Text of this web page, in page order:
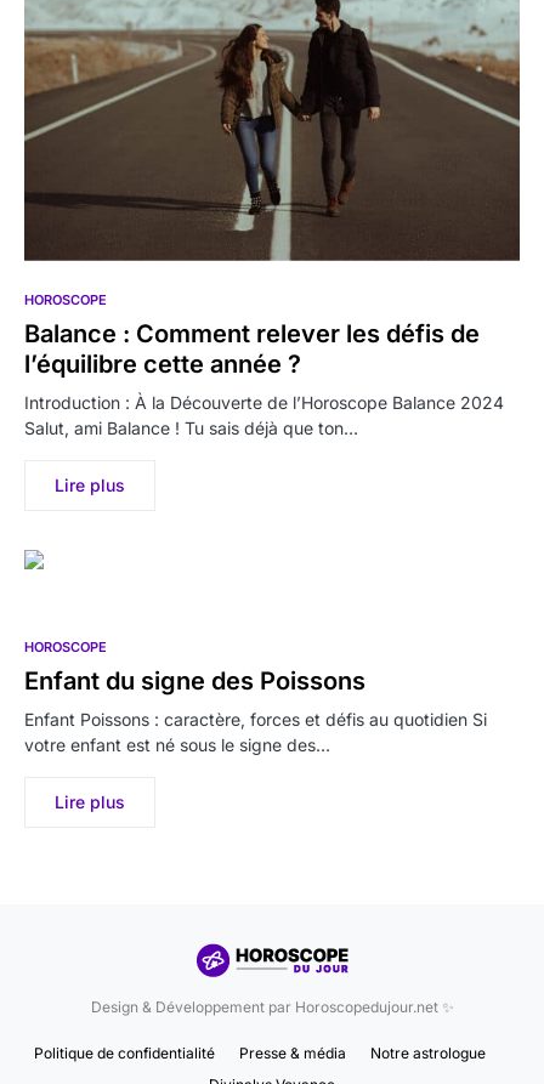
HOROSCOPE
Balance : Comment relever les défis de
l’équilibre cette année ?
Introduction : À la Découverte de l’Horoscope Balance 2024
Salut, ami Balance ! Tu sais déjà que ton…
Lire plus
HOROSCOPE
Enfant du signe des Poissons
Enfant Poissons : caractère, forces et défis au quotidien Si
votre enfant est né sous le signe des…
Lire plus
Design & Développement par Horoscopedujour.net ✨
Politique de confidentialité Presse & média
Notre astrologue